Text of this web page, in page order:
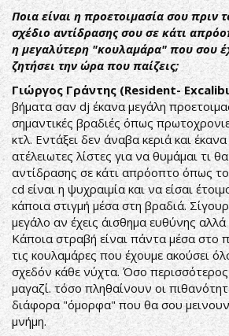
Ποια είναι η προετοιμασία σου πριν
σχέδιο αντίδρασης σου σε κάτι
η μεγαλύτερη "κουλαμάρα" που σου
ζητήσει την ώρα που παίζεις;
Γιώργος Γράντης (Resident-
βήματα σαν dj έκανα μεγάλη
σημαντικές βραδιές όπως
κτλ. Εντάξει δεν άναβα κεριά και
ατέλειωτες λίστες για να θυμάμαι τι
αντίδρασης σε κάτι απρόοπτο όπως
cd είναι η ψυχραιμία και να είσαι
κάποια στιγμή μέσα στη βραδιά.
μεγάλο αν έχεις άισθημα ευθύνης αλλά
Κάποια στραβή είναι πάντα μέσα στο
τις κουλαμάρες που έχουμε ακούσει
σχεδόν κάθε νύχτα. Όσο
μαγαζί. τόσο πληθαίνουν οι
διάφορα "όμορφα" που θα σου
μνήμη.